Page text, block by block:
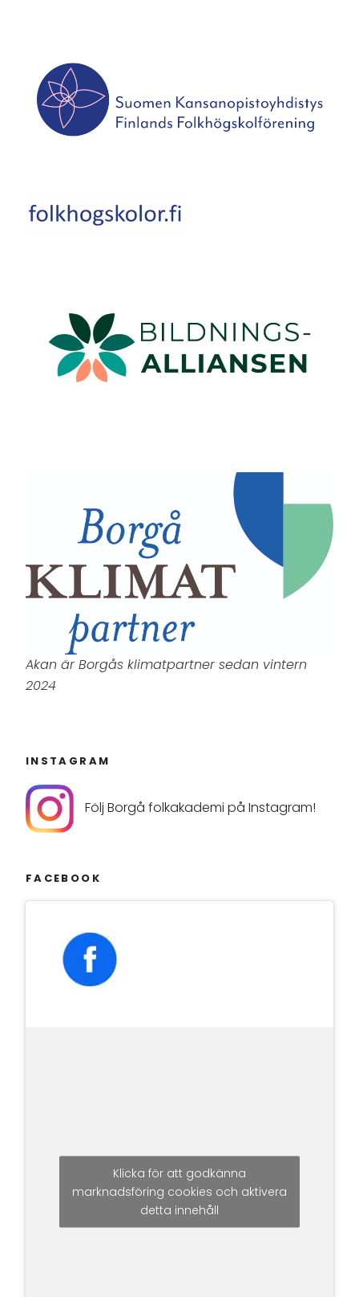
Akan är Borgås klimatpartner sedan vintern
2024
INSTAGRAM
Följ Borgå folkakademi på Instagram!
FACEBOOK
Klicka för att godkänna
marknadsföring cookies och aktivera
detta innehåll